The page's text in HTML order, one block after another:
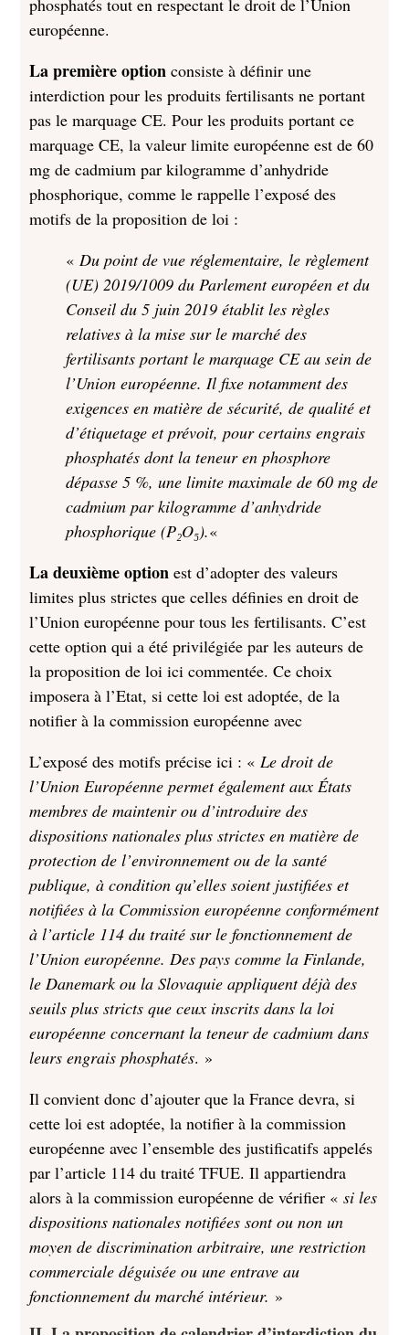
phosphatés tout en respectant le droit de l’Union
européenne.
La première option consiste à définir une
interdiction pour les produits fertilisants ne portant
pas le marquage CE. Pour les produits portant ce
marquage CE, la valeur limite européenne est de 60
mg de cadmium par kilogramme d’anhydride
phosphorique, comme le rappelle l’exposé des
motifs de la proposition de loi :
«Du point de vue réglementaire, le règlement
(UE) 2019/1009 du Parlement européen et du
Conseil du 5 juin 2019 établit les règles
relatives à la mise sur le marché des
fertilisants portant le marquage CE au sein de
l’Union européenne. Il fixe notamment des
exigences en matière de sécurité, de qualité et
d’étiquetage et prévoit, pour certains engrais
phosphatés dont la teneur en phosphore
dépasse 5 %, une limite maximale de 60 mg de
cadmium par kilogramme d’anhydride
phosphorique (P₂O₅).«
La deuxième option est d’adopter des valeurs
limites plus strictes que celles définies en droit de
l’Union européenne pour tous les fertilisants. C’est
cette option qui a été privilégiée par les auteurs de
la proposition de loi ici commentée. Ce choix
imposera à l’Etat, si cette loi est adoptée, de la
notifier à la commission européenne avec
L’exposé des motifs précise ici : «Le droit de
l’Union Européenne permet également aux États
membres de maintenir ou d’introduire des
dispositions nationales plus strictes en matière de
protection de l’environnement ou de la santé
publique, à condition qu’elles soient justifiées et
notifiées à la Commission européenne conformément
à l’article 114 du traité sur le fonctionnement de
l’Union européenne. Des pays comme la Finlande,
le Danemark ou la Slovaquie appliquent déjà des
seuils plus stricts que ceux inscrits dans la loi
européenne concernant la teneur de cadmium dans
leurs engrais phosphatés. »
Il convient donc d’ajouter que la France devra, si
cette loi est adoptée, la notifier à la commission
européenne avec l’ensemble des justificatifs appelés
par l’article 114 du traité TFUE. Il appartiendra
alors à la commission européenne de vérifier «si les
dispositions nationales notifiées sont ou non un
moyen de discrimination arbitraire, une restriction
commerciale déguisée ou une entrave au
fonctionnement du marché intérieur. »